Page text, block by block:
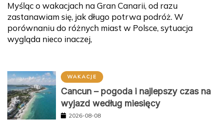
Myśląc o wakacjach na Gran Canarii, od razu
zastanawiam się, jak długo potrwa podróż. W
porównaniu do różnych miast w Polsce, sytuacja
wygląda nieco inaczej,
WAKACJE
Cancun – pogoda i najlepszy czas na
wyjazd według miesięcy
2026-08-08